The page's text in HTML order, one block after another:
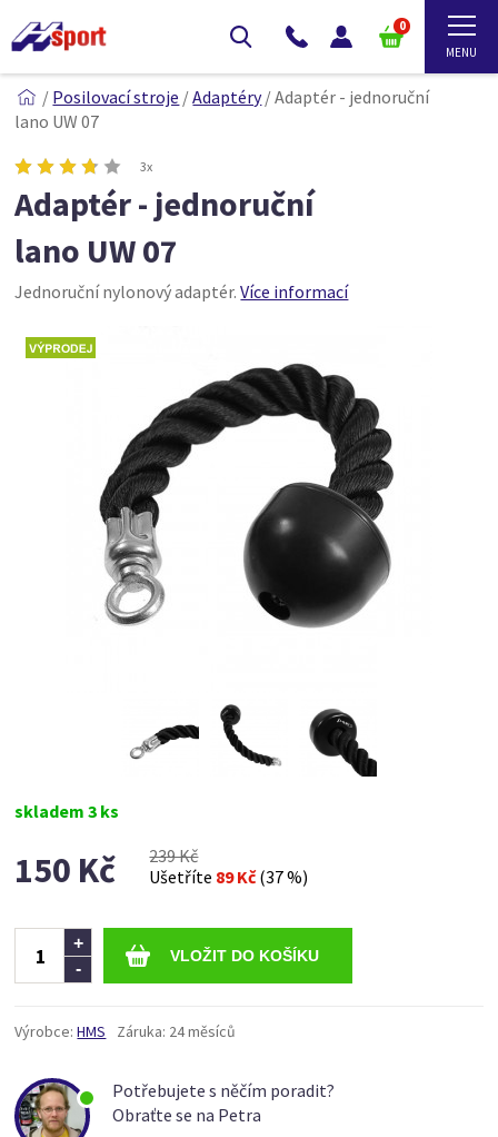
0
/ Posilovací stroje /Adaptéry/Adaptér - jednoruční
lano UW 07
3x
Adaptér - jednoruční
lano UW 07
Jednoruční nylonový adaptér.Více informací
skladem 3 ks
150 Kč
239 Kč
Ušetříte 89 Kč(37 %)
-
+
Výrobce: HMS Záruka: 24 měsíců
Potřebujete s něčím poradit?
Obraťte se na Petra